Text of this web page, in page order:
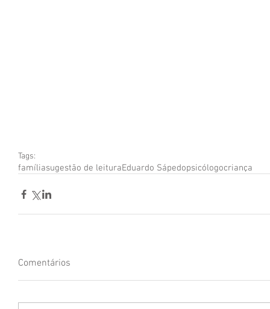
Tags:
famíliasugestão de leituraEduardo Sápedopsicólogocriança
Comentários